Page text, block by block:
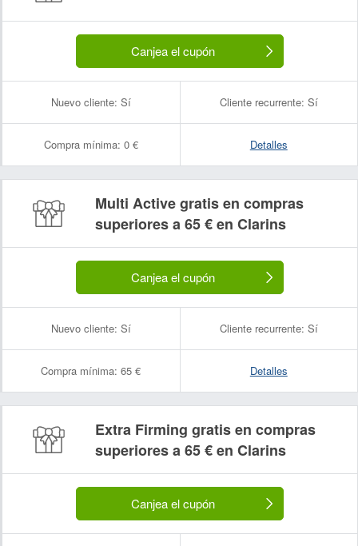
Canjea el cupón
Nuevo cliente: Sí Cliente recurrente: Sí
Compra mínima: 0 € Detalles
Multi Active gratis en compras
superiores a 65 € en Clarins
Canjea el cupón
Nuevo cliente: Sí Cliente recurrente: Sí
Compra mínima: 65 € Detalles
Extra Firming gratis en compras
superiores a 65 € en Clarins
Canjea el cupón